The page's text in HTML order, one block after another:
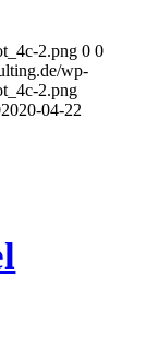
2.png 0 0
wp-
2.png
2020-04-22